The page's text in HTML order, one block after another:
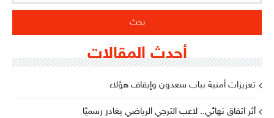
أحدث المقالات
تعزيزات أمنية بباب سعدون وإيقاف هؤلاء
أثر اتفاق نهائي.. لاعب الترجي الرياضي يغادر رسميًا